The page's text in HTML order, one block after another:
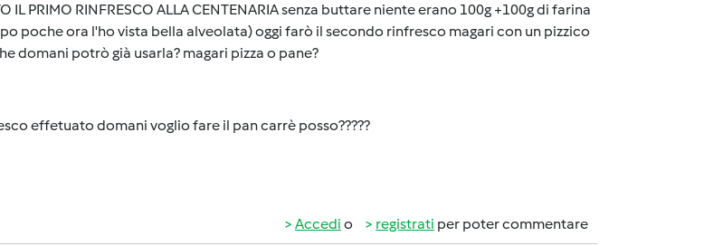
IL PRIMO RINFRESCO ALLA CENTENARIA senza buttare niente erano 100g +100g di farina
poche ora l'ho vista bella alveolata) oggi farò il secondo rinfresco magari con un pizzico
domani potrò già usarla? magari pizza o pane?
effetuato domani voglio fare il pan carrè posso?????
Accedi o registrati per poter commentare